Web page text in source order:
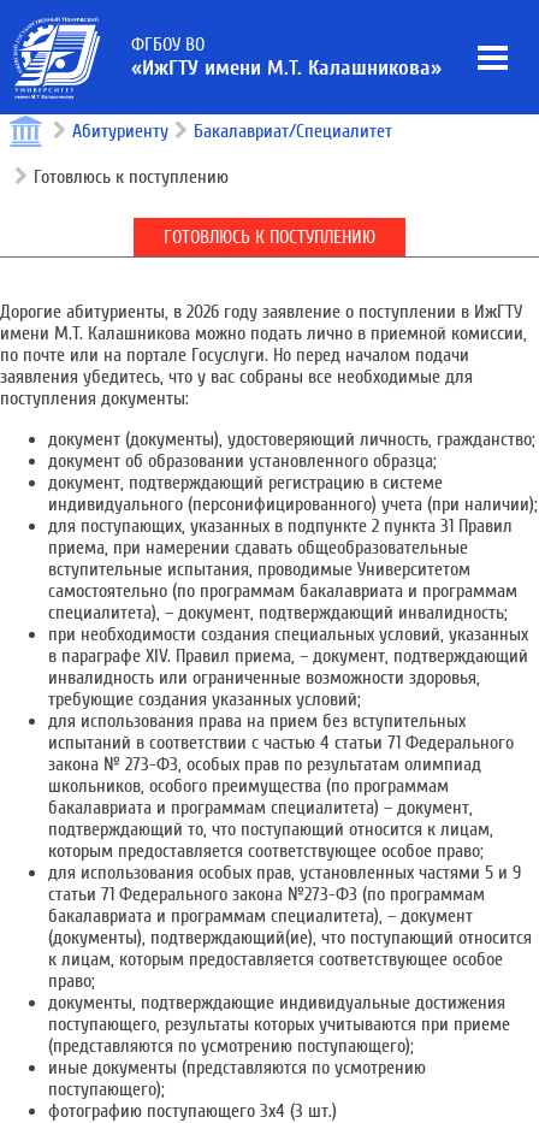
ФГБОУ ВО
«ИжГТУ имени М.Т. Калашникова»
Абитуриенту Бакалавриат/Специалитет
Готовлюсь к поступлению
ГОТОВЛЮСЬ К ПОСТУПЛЕНИЮ
Дорогие абитуриенты, в 2026 году заявление о поступлении в ИжГТУ
имени М.Т. Калашникова можно подать лично в приемной комиссии,
по почте или на портале Госуслуги. Но перед началом подачи
заявления убедитесь, что у вас собраны все необходимые для
поступления документы:
документ (документы), удостоверяющий личность, гражданство;
документ об образовании установленного образца;
документ, подтверждающий регистрацию в системе
индивидуального (персонифицированного) учета (при наличии);
для поступающих, указанных в подпункте 2 пункта 31 Правил
приема, при намерении сдавать общеобразовательные
вступительные испытания, проводимые Университетом
самостоятельно (по программам бакалавриата и программам
специалитета), – документ, подтверждающий инвалидность;
при необходимости создания специальных условий, указанных
в параграфе XIV. Правил приема, – документ, подтверждающий
инвалидность или ограниченные возможности здоровья,
требующие создания указанных условий;
для использования права на прием без вступительных
испытаний в соответствии с частью 4 статьи 71 Федерального
закона № 273-ФЗ, особых прав по результатам олимпиад
школьников, особого преимущества (по программам
бакалавриата и программам специалитета) – документ,
подтверждающий то, что поступающий относится к лицам,
которым предоставляется соответствующее особое право;
для использования особых прав, установленных частями 5 и 9
статьи 71 Федерального закона №273-ФЗ (по программам
бакалавриата и программам специалитета), – документ
(документы), подтверждающий(ие), что поступающий относится
к лицам, которым предоставляется соответствующее особое
право;
документы, подтверждающие индивидуальные достижения
поступающего, результаты которых учитываются при приеме
(представляются по усмотрению поступающего);
иные документы (представляются по усмотрению
поступающего);
фотографию поступающего 3х4 (3 шт.)